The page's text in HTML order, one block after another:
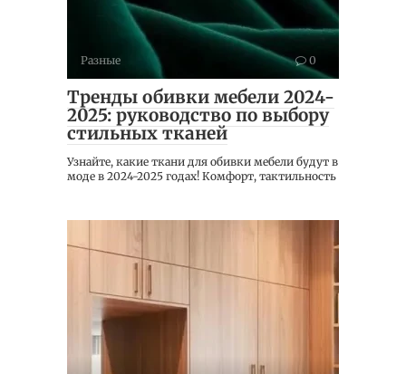
Разные 0
Тренды обивки мебели 2024-
2025: руководство по выбору
стильных тканей
Узнайте, какие ткани для обивки мебели будут в
моде в 2024-2025 годах! Комфорт, тактильность